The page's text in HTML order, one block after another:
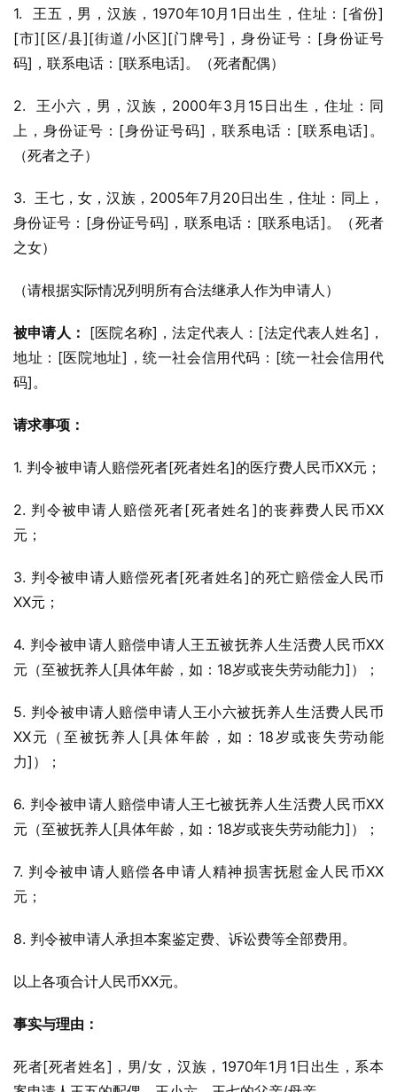
1.  王五，男，汉族，1970年10月1日出生，住址：[省份]
[市][区/县][街道/小区][门牌号]，身份证号：[身份证号
码]，联系电话：[联系电话]。（死者配偶）
2.  王小六，男，汉族，2000年3月15日出生，住址：同
上，身份证号：[身份证号码]，联系电话：[联系电话]。
（死者之子）
3.  王七，女，汉族，2005年7月20日出生，住址：同上，
身份证号：[身份证号码]，联系电话：[联系电话]。（死者
之女）
（请根据实际情况列明所有合法继承人作为申请人）
被申请人： [医院名称]，法定代表人：[法定代表人姓名]，
地址：[医院地址]，统一社会信用代码：[统一社会信用代
码]。
请求事项：
1. 判令被申请人赔偿死者[死者姓名]的医疗费人民币XX元；
2. 判令被申请人赔偿死者[死者姓名]的丧葬费人民币XX
元；
3. 判令被申请人赔偿死者[死者姓名]的死亡赔偿金人民币
XX元；
4. 判令被申请人赔偿申请人王五被抚养人生活费人民币XX
元（至被抚养人[具体年龄，如：18岁或丧失劳动能力]）；
5. 判令被申请人赔偿申请人王小六被抚养人生活费人民币
XX元（至被抚养人[具体年龄，如：18岁或丧失劳动能
力]）；
6. 判令被申请人赔偿申请人王七被抚养人生活费人民币XX
元（至被抚养人[具体年龄，如：18岁或丧失劳动能力]）；
7. 判令被申请人赔偿各申请人精神损害抚慰金人民币XX
元；
8. 判令被申请人承担本案鉴定费、诉讼费等全部费用。
以上各项合计人民币XX元。
事实与理由：
死者[死者姓名]，男/女，汉族，1970年1月1日出生，系本